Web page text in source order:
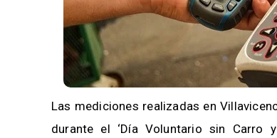
Las mediciones realizadas en
durante el ‘Día Voluntario sin Carro